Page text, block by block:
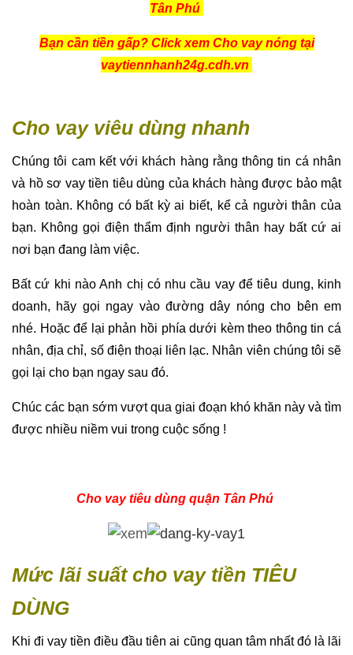
Tân Phú
Bạn cần tiền gấp? Click xem Cho vay nóng tại
vaytiennhanh24g.cdh.vn
Cho vay viêu dùng nhanh
Chúng tôi cam kết với khách hàng rằng thông tin cá nhân
và hồ sơ vay tiền tiêu dùng của khách hàng được bảo mật
hoàn toàn. Không có bất kỳ ai biết, kể cả người thân của
bạn. Không gọi điện thẩm định người thân hay bất cứ ai
nơi bạn đang làm việc.
Bất cứ khi nào Anh chị có nhu cầu vay để tiêu dung, kinh
doanh, hãy gọi ngay vào đường dây nóng cho bên em
nhé. Hoặc để lại phản hồi phía dưới kèm theo thông tin cá
nhân, địa chỉ, số điện thoại liên lạc. Nhân viên chúng tôi sẽ
gọi lại cho bạn ngay sau đó.
Chúc các bạn sớm vượt qua giai đoạn khó khăn này và tìm
được nhiều niềm vui trong cuộc sống !
Cho vay tiêu dùng quận Tân Phú
Mức lãi suất cho vay tiền TIÊU
DÙNG
Khi đi vay tiền điều đầu tiên ai cũng quan tâm nhất đó là lãi